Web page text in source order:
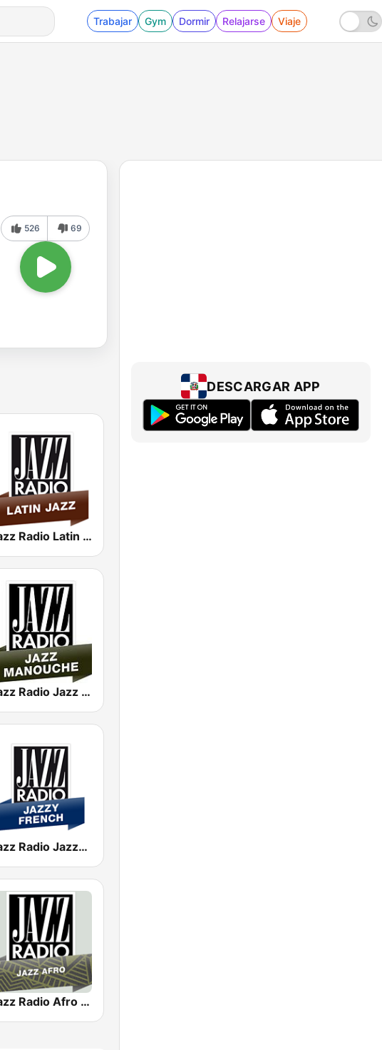
Trabajar Gym Dormir Relajarse Viaje
526 69
Jazz Radio Latin Jazz
Jazz Radio Jazz Manouche
Jazz Radio Jazzy French
Jazz Radio Afro Jazz
DESCARGAR APP